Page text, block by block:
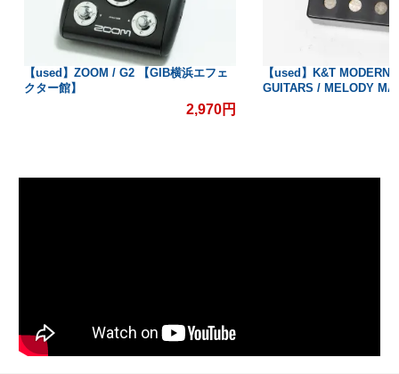
【used】ZOOM / G2 【GIB横浜エフェ
クター館】
2,970円
【used】K&T MODERN
GUITARS / MELODY